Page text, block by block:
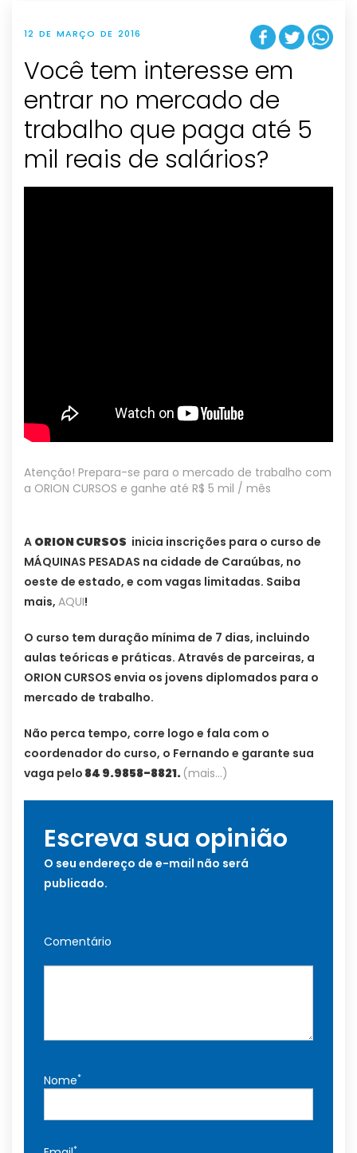
12 DE MARÇO DE 2016
Você tem interesse em
entrar no mercado de
trabalho que paga até 5
mil reais de salários?
Atenção! Prepara-se para o mercado de trabalho com
a ORION CURSOS e ganhe até R$ 5 mil / mês
A ORION CURSOS inicia inscrições para o curso de
MÁQUINAS PESADAS na cidade de Caraúbas, no
oeste de estado, e com vagas limitadas. Saiba
mais, AQUI!
O curso tem duração mínima de 7 dias, incluindo
aulas teóricas e práticas. Através de parceiras, a
ORION CURSOS envia os jovens diplomados para o
mercado de trabalho.
Não perca tempo, corre logo e fala com o
coordenador do curso, o Fernando e garante sua
vaga pelo 84 9.9858-8821. (mais…)
Escreva sua opinião
O seu endereço de e-mail não será
publicado.
Comentário
Nome*
*